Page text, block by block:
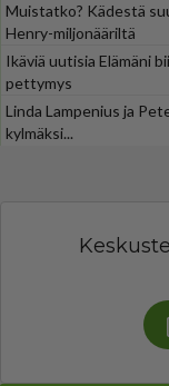
Muistatko? Kädestä
Henry-miljonääriltä
Ikäviä uutisia Elämäni
pettymys
Linda Lampenius ja
kylmäksi...